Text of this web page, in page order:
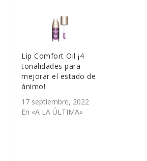
Lip Comfort Oil ¡4
tonalidades para
mejorar el estado de
ánimo!
17 septiembre, 2022
En «A LA ÚLTIMA»